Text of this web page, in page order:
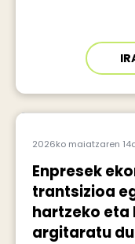
2026ko maiatzaren
Enpresek
trantsizioa
hartzeko eta
argitaratu